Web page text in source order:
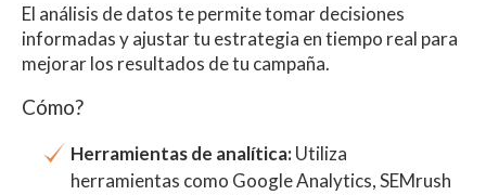
El análisis de datos te permite tomar decisiones
informadas y ajustar tu estrategia en tiempo real para
mejorar los resultados de tu campaña.
Cómo?
Herramientas de analítica:Utiliza
herramientas como Google Analytics, SEMrush